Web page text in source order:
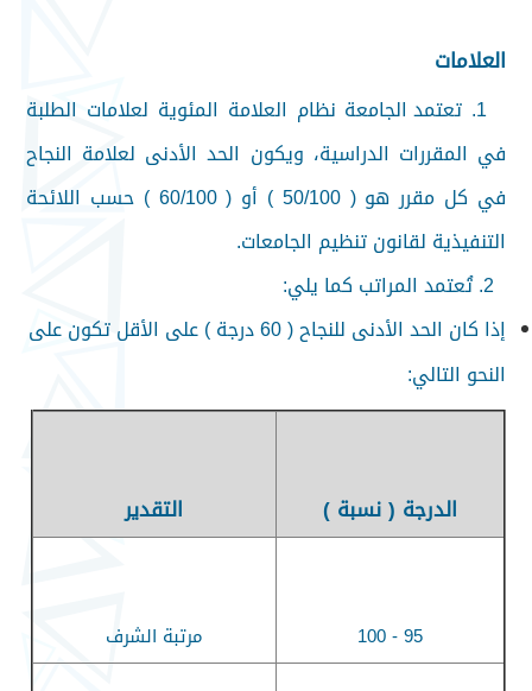
العلامات
1. تعتمد الجامعة نظام العلامة المئوية لعلامات الطلبة
في المقررات الدراسية، ويكون الحد الأدنى لعلامة النجاح
في كل مقرر هو ( 50/100 ) أو ( 60/100 ) حسب اللائحة
التنفيذية لقانون تنظيم الجامعات.
2. تُعتمد المراتب كما يلي:
إذا كان الحد الأدنى للنجاح ( 60 درجة ) على الأقل تكون على
النحو التالي:
الدرجة ( نسبة ) التقدير
95 - 100 مرتبة الشرف